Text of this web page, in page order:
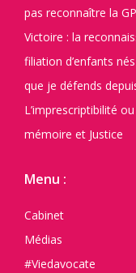
pas reconnaître la
Victoire : la
filiation d’enfants
que je défends
L’imprescriptibilité
mémoire et Justice
Menu :
Cabinet
Médias
#Viedavocate